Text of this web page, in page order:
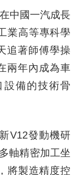
中國一汽成長
業高等專科學
追著師傅學操
兩年內成為車
設備的技術骨
V12發動機研
軸精密加工坐
將製造精度控